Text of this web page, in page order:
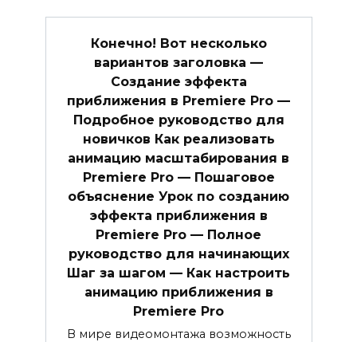
Конечно! Вот несколько
вариантов заголовка —
Создание эффекта
приближения в Premiere Pro —
Подробное руководство для
новичков Как реализовать
анимацию масштабирования в
Premiere Pro — Пошаговое
объяснение Урок по созданию
эффекта приближения в
Premiere Pro — Полное
руководство для начинающих
Шаг за шагом — Как настроить
анимацию приближения в
Premiere Pro
В мире видеомонтажа возможность